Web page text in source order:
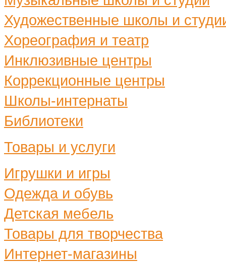
Художественные школы и
Хореография и театр
Инклюзивные центры
Коррекционные центры
Школы-интернаты
Библиотеки
Товары и услуги
Игрушки и игры
Одежда и обувь
Детская мебель
Товары для творчества
Интернет-магазины